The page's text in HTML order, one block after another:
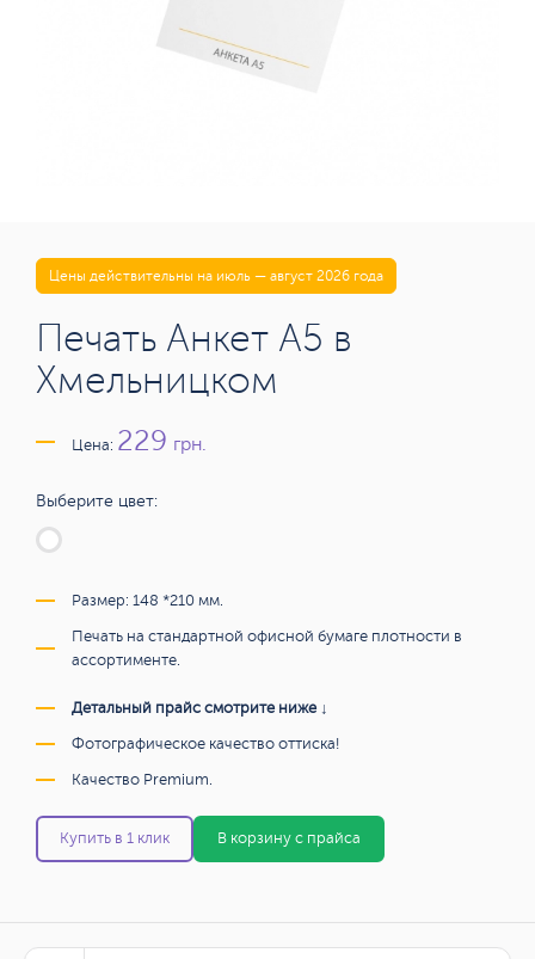
Цены действительны на июль — август 2026 года
Печать Анкет А5 в
Хмельницком
Цена: 229 грн.
Выберите цвет:
Размер: 148 *210 мм.
Печать на стандартной офисной бумаге плотности в
ассортименте.
Детальный прайс смотрите ниже ↓
Фотографическое качество оттиска!
Качество Premium.
Купить в 1 клик В корзину с прайса